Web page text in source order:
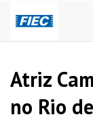
Atriz
no Rio